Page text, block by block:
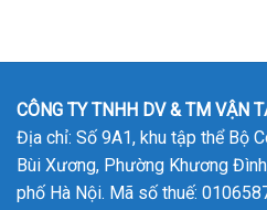
CÔNG TY TNHH DV & TM VẬN
Địa chỉ: Số 9A1, khu tập thể Bộ
Bùi Xương, Phường Khương
phố Hà Nội. Mã số thuế: